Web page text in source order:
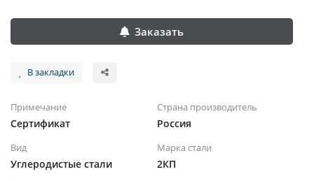
Заказать
В закладки
Примечание
Сертификат
Страна производитель
Россия
Вид
Углеродистые стали
Марка стали
2КП